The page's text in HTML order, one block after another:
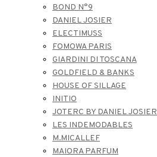
BOND N°9
DANIEL JOSIER
ELECTIMUSS
FOMOWA PARIS
GIARDINI DI TOSCANA
GOLDFIELD & BANKS
HOUSE OF SILLAGE
INITIO
JOTERC BY DANIEL JOSIER
LES INDEMODABLES
M.MICALLEF
MAIORA PARFUM